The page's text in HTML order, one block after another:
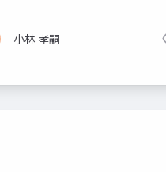
小林 孝嗣